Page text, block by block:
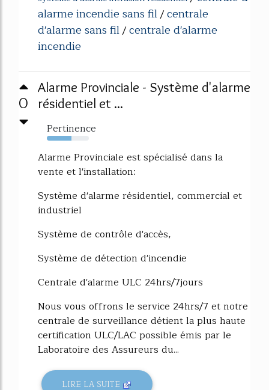
alarme incendie sans fil/centrale
d'alarme sans fil/centrale d'alarme
incendie
0
Alarme Provinciale - Système d'alarme
résidentiel et ...
Pertinence
59%
Alarme Provinciale est spécialisé dans la
vente et l'installation:
Système d'alarme résidentiel, commercial et
industriel
Système de contrôle d'accès,
Système de détection d'incendie
Centrale d'alarme ULC 24hrs/7jours
Nous vous offrons le service 24hrs/7 et notre
centrale de surveillance détient la plus haute
certification ULC/LAC possible émis par le
Laboratoire des Assureurs du...
LIRE LA SUITE